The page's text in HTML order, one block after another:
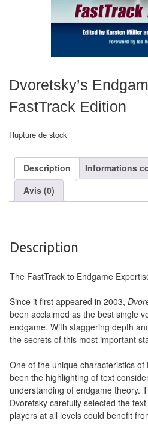
Echiquiers
&
clubs
Echiquiers
muraux/Plein
air
Pendules
aveugles
Logiciels
Livres
en
anglais
Livres
en
français
Dvoretsky’s
FastTrack Edition
Rupture de stock
Description
Informations
Avis (0)
Description
The FastTrack to Endgame
Since it first appeared in 2003,
been acclaimed as the best single
endgame. With staggering depth
the secrets of this most important
One of the unique characteristics of
been the highlighting of text
understanding of endgame theory.
Dvoretsky carefully selected the
players at all levels could benefit